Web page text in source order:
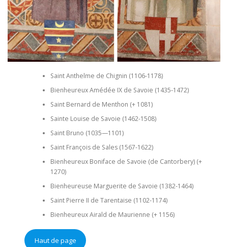
Saint Anthelme de Chignin (1106-1178)
Bienheureux Amédée IX de Savoie (1435-1472)
Saint Bernard de Menthon (+ 1081)
Sainte Louise de Savoie (1462-1508)
Saint Bruno (1035—1101)
Saint François de Sales (1567-1622)
Bienheureux Boniface de Savoie (de Cantorbery) (+
1270)
Bienheureuse Marguerite de Savoie (1382-1464)
Saint Pierre II de Tarentaise (1102-1174)
Bienheureux Airald de Maurienne (+ 1156)
Haut de page